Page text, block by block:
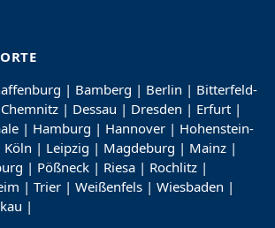
| Bamberg | Berlin | Bitterfeld-
Chemnitz | Dessau | Dresden | Erfurt |
| Hamburg | Hannover | Hohenstein-
Köln | Leipzig | Magdeburg | Mainz |
| Pößneck | Riesa | Rochlitz |
| Trier | Weißenfels | Wiesbaden |
|